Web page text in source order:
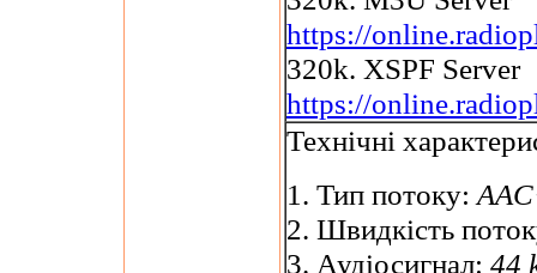
https://
320k. XSPF Server
https://
Технічні
1. Тип потоку:
2. Швидкість
3. Аудіосигнал: 44